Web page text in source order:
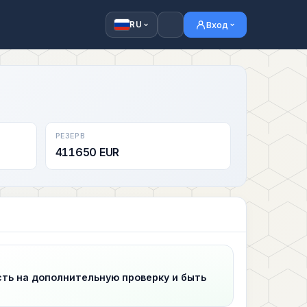
RU Вход
РЕЗЕРВ
411650 EUR
на дополнительную проверку и быть